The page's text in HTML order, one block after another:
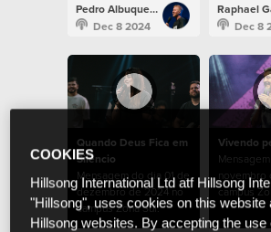
Pedro Albuquerque
Dec 8 2024
Dec 8
Quando Deus Fica em
Silêncio
Mensagem do dia 01 de
dezembro de 2024 no
campus Zona Sul.
Vivendo
novembro
campus
COOKIES
Hillsong International Ltd atf Hillsong
"Hillsong", uses cookies on this website
Hillsong websites. By accepting the use